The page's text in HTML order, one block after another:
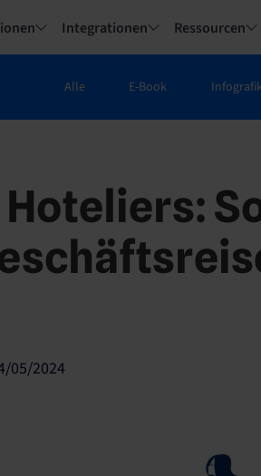
Integrationen Ressourcen
Alle E-Book
05/2024